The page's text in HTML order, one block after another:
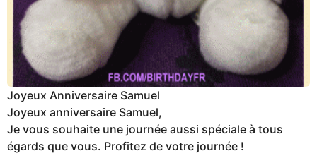
Joyeux Anniversaire Samuel
Joyeux anniversaire Samuel,
Je vous souhaite une journée aussi spéciale à tous
égards que vous. Profitez de votre journée !